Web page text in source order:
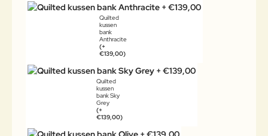
Quilted
kussen
bank
Anthracite
(+
€139,00)
Quilted
kussen
bank Sky
Grey
(+
€139,00)